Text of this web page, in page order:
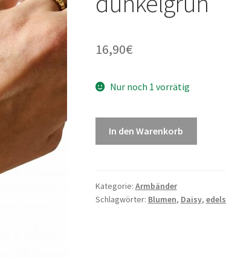
16,90€
Nur noch 1 vorrätig
In den Warenkorb
Kategorie: Armbänder
Schlagwörter: Blumen, Daisy,